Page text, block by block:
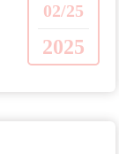
02/25
2025